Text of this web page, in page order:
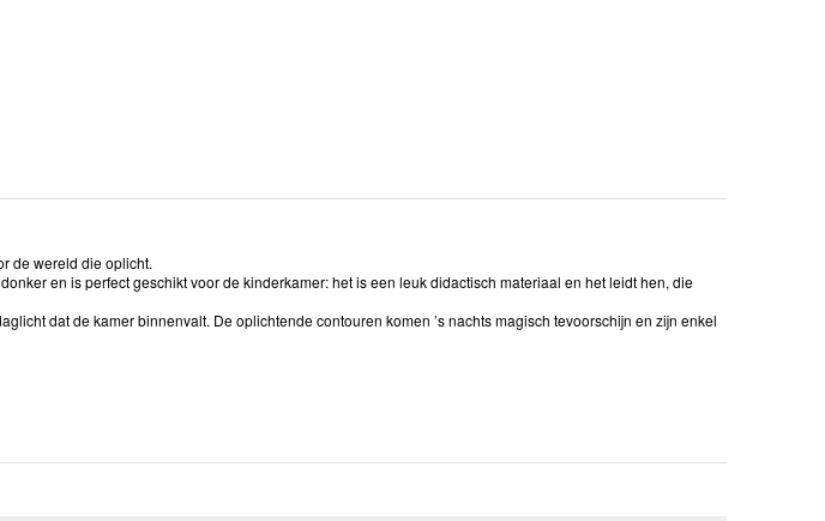
de wereld die oplicht.
en is perfect geschikt voor de kinderkamer: het is een leuk didactisch materiaal en het leidt hen, die
dat de kamer binnenvalt. De oplichtende contouren komen ’s nachts magisch tevoorschijn en zijn enkel